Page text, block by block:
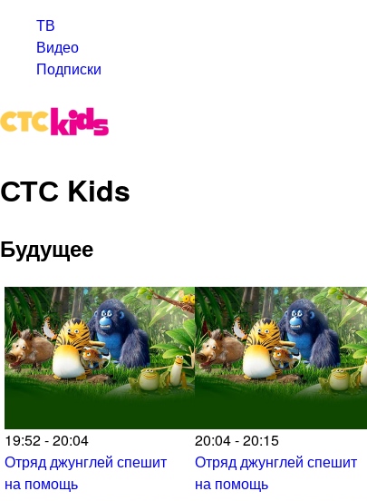
ТВ
Видео
Подписки
СТС Kids
Будущее
19:52 - 20:04
Отряд джунглей спешит
на помощь
20:04 - 20:15
Отряд джунглей спешит
на помощь